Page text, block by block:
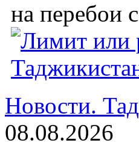
на перебои
Новости.
08.08.2026